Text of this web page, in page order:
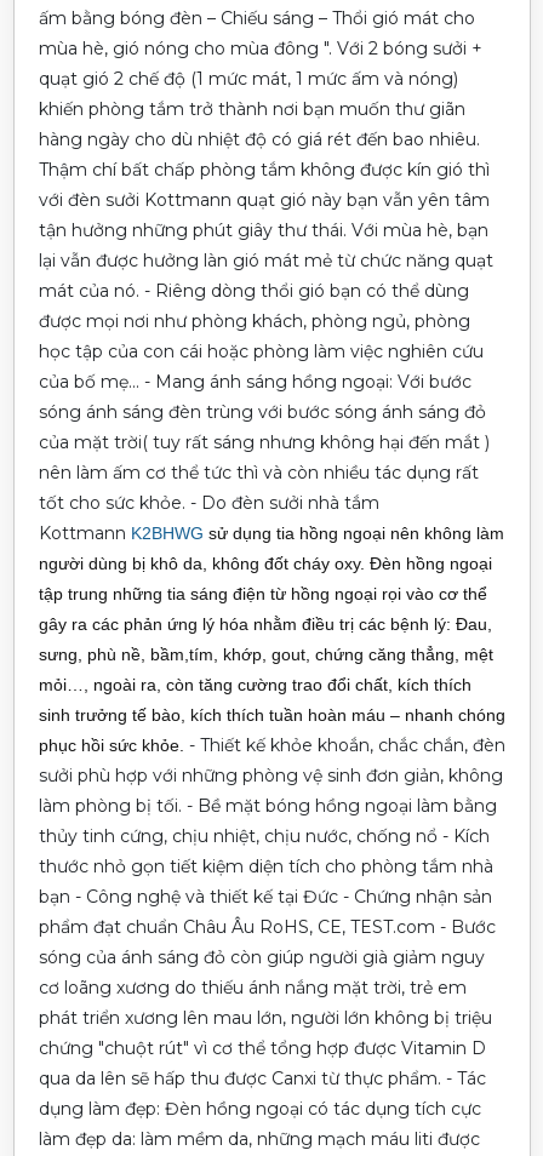
ấm bằng bóng đèn – Chiếu sáng – Thổi gió mát cho
mùa hè, gió nóng cho mùa đông ". Với 2 bóng sưởi +
quạt gió 2 chế độ (1 mức mát, 1 mức ấm và nóng)
khiến phòng tắm trở thành nơi bạn muốn thư giãn
hàng ngày cho dù nhiệt độ có giá rét đến bao nhiêu.
Thậm chí bất chấp phòng tắm không được kín gió thì
với đèn sưởi Kottmann quạt gió này bạn vẫn yên tâm
tận hưởng những phút giây thư thái. Với mùa hè, bạn
lại vẫn được hưởng làn gió mát mẻ từ chức năng quạt
mát của nó. - Riêng dòng thổi gió bạn có thể dùng
được mọi nơi như phòng khách, phòng ngủ, phòng
học tập của con cái hoặc phòng làm việc nghiên cứu
của bố mẹ... - Mang ánh sáng hồng ngoại: Với bước
sóng ánh sáng đèn trùng với bước sóng ánh sáng đỏ
của mặt trời( tuy rất sáng nhưng không hại đến mắt )
nên làm ấm cơ thể tức thì và còn nhiều tác dụng rất
tốt cho sức khỏe. - Do đèn sưởi nhà tắm
Kottmann K2BHWG sử dụng tia hồng ngoại nên không làm
người dùng bị khô da, không đốt cháy oxy. Đèn hồng ngoại
tập trung những tia sáng điện từ hồng ngoại rọi vào cơ thể
gây ra các phản ứng lý hóa nhằm điều trị các bệnh lý: Đau,
sưng, phù nề, bầm,tím, khớp, gout, chứng căng thẳng, mệt
mỏi…, ngoài ra, còn tăng cường trao đổi chất, kích thích
sinh trưởng tế bào, kích thích tuần hoàn máu – nhanh chóng
phục hồi sức khỏe. - Thiết kế khỏe khoắn, chắc chắn, đèn
sưởi phù hợp với những phòng vệ sinh đơn giản, không
làm phòng bị tối. - Bề mặt bóng hồng ngoại làm bằng
thủy tinh cứng, chịu nhiệt, chịu nước, chống nổ - Kích
thước nhỏ gọn tiết kiệm diện tích cho phòng tắm nhà
bạn - Công nghệ và thiết kế tại Đức - Chứng nhận sản
phẩm đạt chuẩn Châu Âu RoHS, CE, TEST.com - Bước
sóng của ánh sáng đỏ còn giúp người già giảm nguy
cơ loãng xương do thiếu ánh nắng mặt trời, trẻ em
phát triển xương lên mau lớn, người lớn không bị triệu
chứng "chuột rút" vì cơ thể tổng hợp được Vitamin D
qua da lên sẽ hấp thu được Canxi từ thực phẩm. - Tác
dụng làm đẹp: Đèn hồng ngoại có tác dụng tích cực
làm đẹp da: làm mềm da, những mạch máu liti được